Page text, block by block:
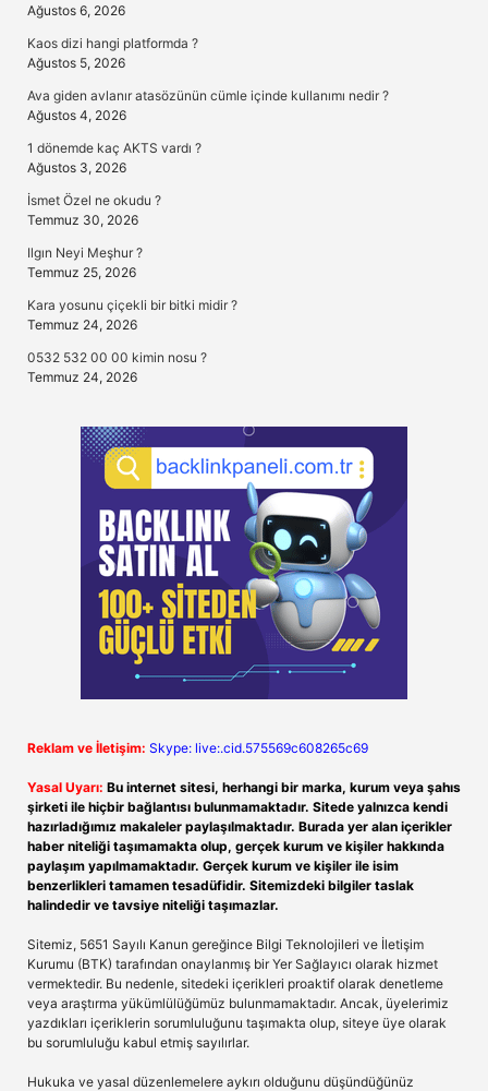
Ağustos 6, 2026
Kaos dizi hangi platformda ?
Ağustos 5, 2026
Ava giden avlanır atasözünün cümle içinde kullanımı nedir ?
Ağustos 4, 2026
1 dönemde kaç AKTS vardı ?
Ağustos 3, 2026
İsmet Özel ne okudu ?
Temmuz 30, 2026
Ilgın Neyi Meşhur ?
Temmuz 25, 2026
Kara yosunu çiçekli bir bitki midir ?
Temmuz 24, 2026
0532 532 00 00 kimin nosu ?
Temmuz 24, 2026
Reklam ve İletişim: Skype: live:.cid.575569c608265c69
Yasal Uyarı: Bu internet sitesi, herhangi bir marka, kurum veya şahıs
şirketi ile hiçbir bağlantısı bulunmamaktadır. Sitede yalnızca kendi
hazırladığımız makaleler paylaşılmaktadır. Burada yer alan içerikler
haber niteliği taşımamakta olup, gerçek kurum ve kişiler hakkında
paylaşım yapılmamaktadır. Gerçek kurum ve kişiler ile isim
benzerlikleri tamamen tesadüfidir. Sitemizdeki bilgiler taslak
halindedir ve tavsiye niteliği taşımazlar.
Sitemiz, 5651 Sayılı Kanun gereğince Bilgi Teknolojileri ve İletişim
Kurumu (BTK) tarafından onaylanmış bir Yer Sağlayıcı olarak hizmet
vermektedir. Bu nedenle, sitedeki içerikleri proaktif olarak denetleme
veya araştırma yükümlülüğümüz bulunmamaktadır. Ancak, üyelerimiz
yazdıkları içeriklerin sorumluluğunu taşımakta olup, siteye üye olarak
bu sorumluluğu kabul etmiş sayılırlar.
Hukuka ve yasal düzenlemelere aykırı olduğunu düşündüğünüz